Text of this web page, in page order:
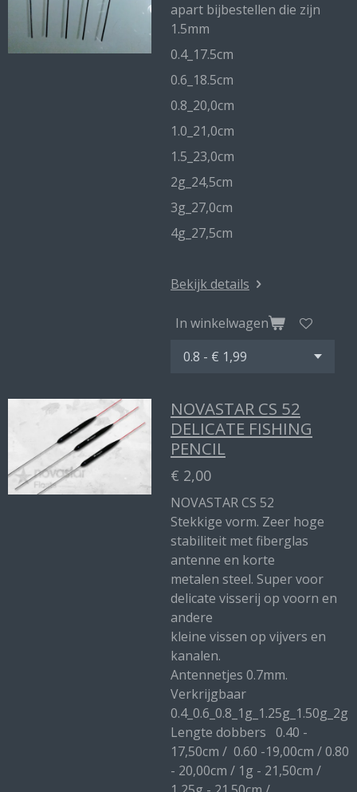
apart bijbestellen die zijn
1.5mm
0.4_17.5cm
0.6_18.5cm
0.8_20,0cm
1.0_21,0cm
1.5_23,0cm
2g_24,5cm
3g_27,0cm
4g_27,5cm
Bekijk details
In winkelwagen
NOVASTAR CS 52
DELICATE FISHING
PENCIL
€ 2,00
NOVASTAR CS 52
Stekkige vorm. Zeer hoge
stabiliteit met fiberglas
antenne en korte
metalen steel. Super voor
delicate visserij op voorn en
andere
kleine vissen op vijvers en
kanalen.
Antennetjes 0.7mm.
Verkrijgbaar
0.4_0.6_0.8_1g_1.25g_1.50g_2g
Lengte dobbers 0.40 -
17,50cm / 0.60 -19,00cm / 0.80
- 20,00cm / 1g - 21,50cm /